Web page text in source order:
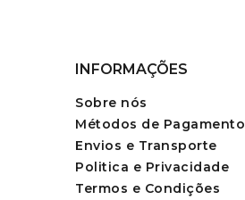
INFORMAÇÕES
Sobre nós
Métodos de Pagamento
Envios e Transporte
Politica e Privacidade
Termos e Condições